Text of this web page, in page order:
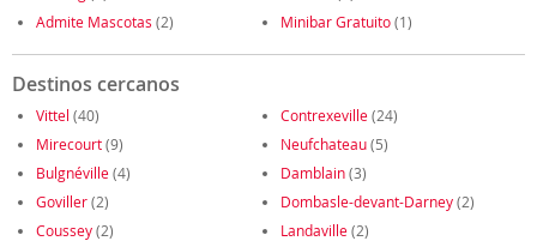
Admite Mascotas (2) Minibar Gratuito(1)
Destinos cercanos
Vittel (40) Contrexeville(24)
Mirecourt(9) Neufchateau(5)
Bulgnéville(4) Damblain(3)
Goviller(2) Dombasle-devant-Darney(2)
Coussey(2) Landaville(2)